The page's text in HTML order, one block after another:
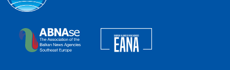
The Assocoation of the Balkan News Agencies